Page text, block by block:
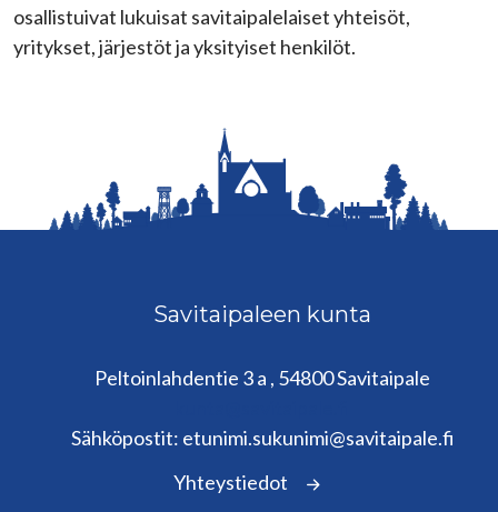
osallistuivat lukuisat savitaipalelaiset yhteisöt,
yritykset, järjestöt ja yksityiset henkilöt.
Savitaipaleen kunta
Peltoinlahdentie 3 a , 54800 Savitaipale
Sähköpostit: etunimi.sukunimi@savitaipale.fi
Yhteystiedot